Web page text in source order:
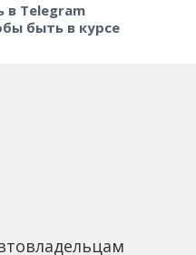
в Telegram
быть в курсе